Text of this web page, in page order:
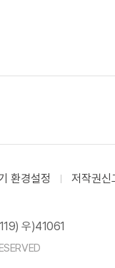
환경설정 저작권신
우)41061